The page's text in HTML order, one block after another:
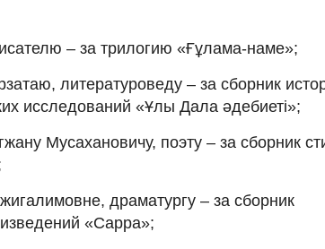
– за трилогию «Ғұлама-наме»;
литературоведу – за сборник
исследований «Ұлы Дала әдебиеті»;
Мусахановичу, поэту – за сборник
драматургу – за сборник
«Сарра»;